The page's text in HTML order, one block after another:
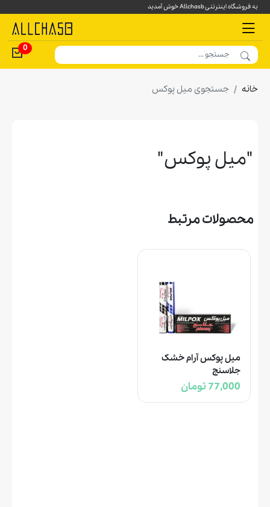
به فروشگاه اینترنتی Allchasb خوش آمدید
0
خانه جستجوی میل پوکس
"میل پوکس"
محصولات مرتبط
میل پوکس آرام خشک
جلاسنج
77,000 تومان